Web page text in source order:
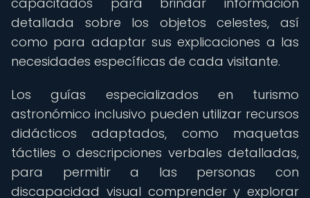
detallada sobre los objetos celestes, así
como para adaptar sus explicaciones a las
necesidades específicas de cada visitante.
Los guías especializados en turismo
astronómico inclusivo pueden utilizar recursos
didácticos adaptados, como maquetas
táctiles o descripciones verbales detalladas,
para permitir a las personas con
discapacidad visual comprender y explorar